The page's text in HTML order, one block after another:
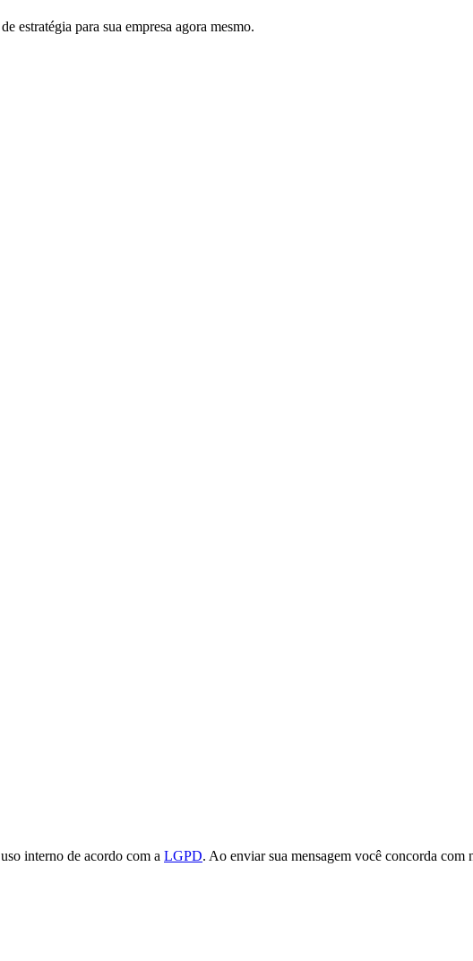
estratégia para sua empresa agora mesmo.
interno de acordo com a LGPD. Ao enviar sua mensagem você concorda com